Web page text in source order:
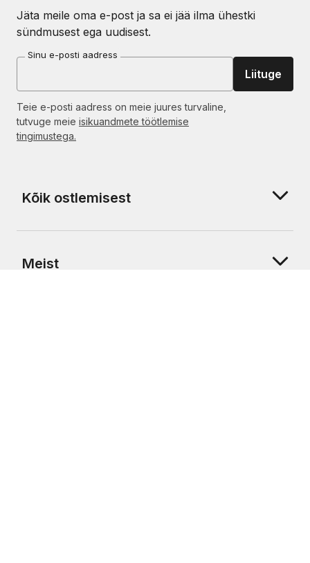
Jäta meile oma e-post ja sa ei jää ilma ühestki
sündmusest ega uudisest.
Sinu e-posti aadress
Liituge
Teie e-posti aadress on meie juures turvaline,
tutvuge meie isikuandmete töötlemise
tingimustega.
Kõik ostlemisest
Meist